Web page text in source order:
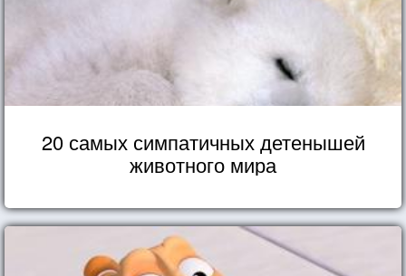
20 самых симпатичных детенышей
животного мира